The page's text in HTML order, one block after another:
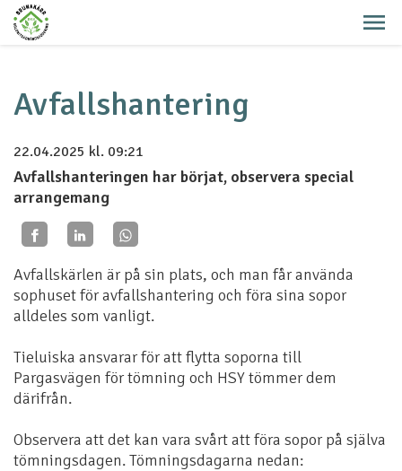
Avfallshantering
22.04.2025 kl. 09:21
Avfallshanteringen har börjat, observera special
arrangemang
Avfallskärlen är på sin plats, och man får använda
sophuset för avfallshantering och föra sina sopor
alldeles som vanligt.
Tieluiska ansvarar för att flytta soporna till
Pargasvägen för tömning och HSY tömmer dem
därifrån.
Observera att det kan vara svårt att föra sopor på själva
tömningsdagen. Tömningsdagarna nedan: